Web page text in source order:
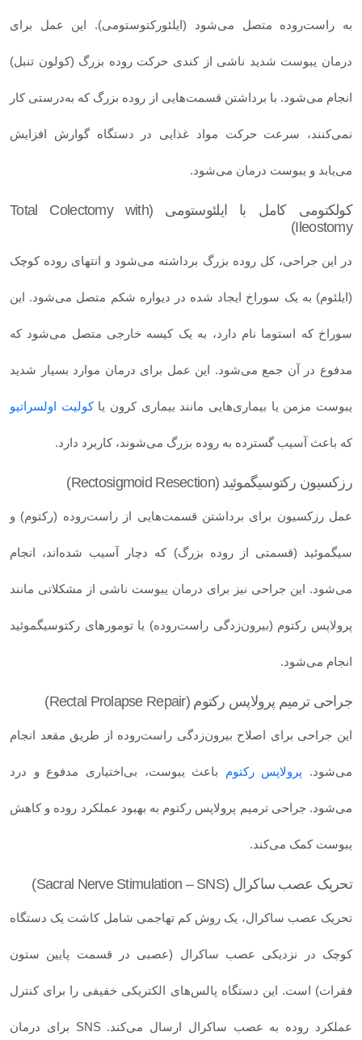
به راست‌روده متصل می‌شود (ایلئورکتوستومی). این عمل برای
درمان یبوست شدید ناشی از کندی حرکت روده بزرگ (کولون تنبل)
انجام می‌شود. با برداشتن قسمت‌هایی از روده بزرگ که به‌درستی کار
نمی‌کنند، سرعت حرکت مواد غذایی در دستگاه گوارش افزایش
می‌یابد و یبوست درمان می‌شود.
کولکتومی کامل با ایلئوستومی (Total Colectomy with
Ileostomy)
در این جراحی، کل روده بزرگ برداشته می‌شود و انتهای روده کوچک
(ایلئوم) به یک سوراخ ایجاد شده در دیواره شکم متصل می‌شود. این
سوراخ که استوما نام دارد، به یک کیسه خارجی متصل می‌شود که
مدفوع در آن جمع می‌شود. این عمل برای درمان موارد بسیار شدید
یبوست مزمن یا بیماری‌هایی مانند بیماری کرون یاکولیت اولسراتیو
که باعث آسیب گسترده به روده بزرگ می‌شوند، کاربرد دارد.
رزکسیون رکتوسیگموئید (Rectosigmoid Resection)
عمل رزکسیون برای برداشتن قسمت‌هایی از راست‌روده (رکتوم) و
سیگموئید (قسمتی از روده بزرگ) که دچار آسیب شده‌اند، انجام
می‌شود. این جراحی نیز برای درمان یبوست ناشی از مشکلاتی مانند
پرولاپس رکتوم (بیرون‌زدگی راست‌روده) یا تومورهای رکتوسیگموئید
انجام می‌شود.
جراحی ترمیم پرولاپس رکتوم (Rectal Prolapse Repair)
این جراحی برای اصلاح بیرون‌زدگی راست‌روده از طریق مقعد انجام
می‌شود. پرولاپس رکتوم باعث یبوست، بی‌اختیاری مدفوع و درد
می‌شود. جراحی ترمیم پرولاپس رکتوم به بهبود عملکرد روده و کاهش
یبوست کمک می‌کند.
تحریک عصب ساکرال (Sacral Nerve Stimulation – SNS)
تحریک عصب ساکرال، یک روش کم تهاجمی شامل کاشت یک دستگاه
کوچک در نزدیکی عصب ساکرال (عصبی در قسمت پایین ستون
فقرات) است. این دستگاه پالس‌های الکتریکی خفیفی را برای کنترل
عملکرد روده به عصب ساکرال ارسال می‌کند. SNS برای درمان